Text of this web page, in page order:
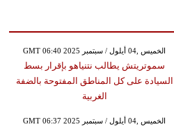
GMT 06:40 2025 الخميس ,04 أيلول / سبتمبر
سموتريتش يطالب نتنياهو بإقرار بسط
السيادة على كل المناطق المفتوحة بالضفة
الغربية
GMT 06:37 2025 الخميس ,04 أيلول / سبتمبر